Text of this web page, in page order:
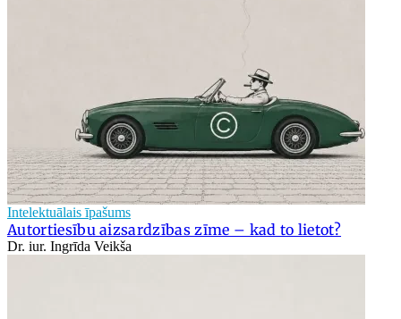
Intelektuālais īpašums
Autortiesību aizsardzības zīme – kad to lietot?
Dr. iur. Ingrīda Veikša